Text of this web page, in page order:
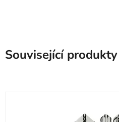
Související produkty